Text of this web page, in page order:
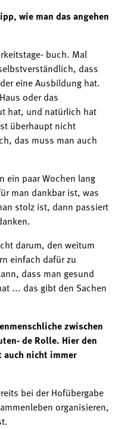
wie man das angehen
buch. Mal
dass
eine Ausbildung hat.
oder das
hat, und natürlich hat
überhaupt nicht
das muss man auch
ein paar Wochen lang
man dankbar ist, was
stolz ist, dann passiert
darum, den weitum
einfach dafür zu
dass man gesund
... das gibt den Sachen
zwischen
de Rolle. Hier den
auch nicht immer
bei der Hofübergabe
organisieren,